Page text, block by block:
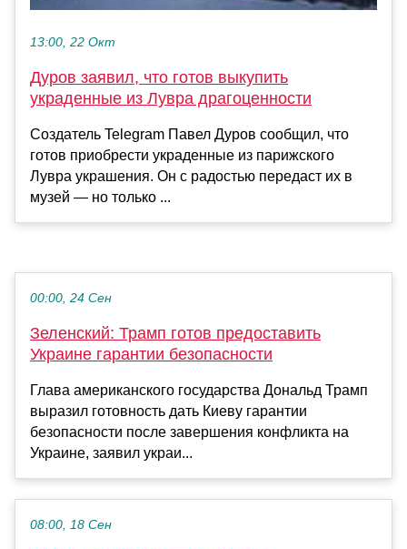
13:00, 22 Окт
Дуров заявил, что готов выкупить
украденные из Лувра драгоценности
Создатель Telegram Павел Дуров сообщил, что
готов приобрести украденные из парижского
Лувра украшения. Он с радостью передаст их в
музей — но только ...
00:00, 24 Сен
Зеленский: Трамп готов предоставить
Украине гарантии безопасности
Глава американского государства Дональд Трамп
выразил готовность дать Киеву гарантии
безопасности после завершения конфликта на
Украине, заявил украи...
08:00, 18 Сен